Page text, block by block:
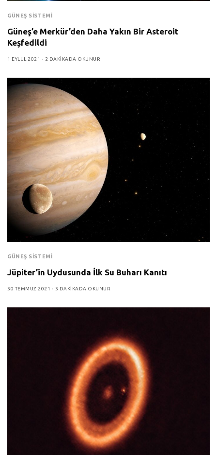
GÜNEŞ SISTEMI
Güneş’e Merkür’den Daha Yakın Bir Asteroit
Keşfedildi
1 EYLÜL 2021 2 DAKIKADA OKUNUR
GÜNEŞ SISTEMI
Jüpiter’in Uydusunda İlk Su Buharı Kanıtı
30 TEMMUZ 2021 3 DAKIKADA OKUNUR